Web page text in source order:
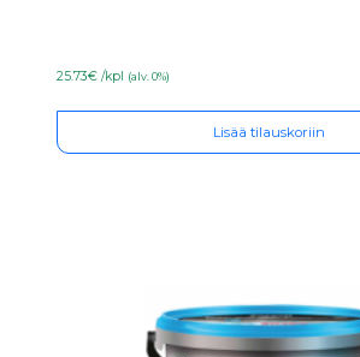
25.73€ /kpl (alv. 0%)
Lisää tilauskoriin